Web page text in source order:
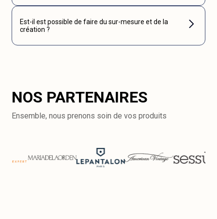
Est-il est possible de faire du sur-mesure et de la
création ?
NOS PARTENAIRES
Ensemble, nous prenons soin de vos produits